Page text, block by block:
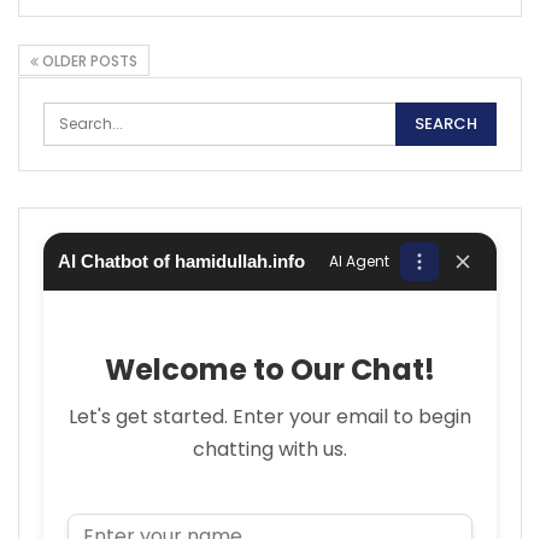
OLDER POSTS
AI Chatbot of hamidullah.info AI Agent
Welcome to Our Chat!
Let's get started. Enter your email to begin
chatting with us.
Name